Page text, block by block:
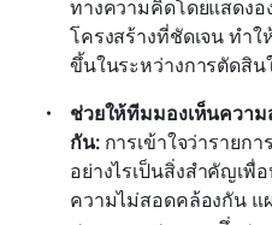
ทางความคิดโดยแสดง
โครงสร้างที่ชัดเจน ทำ
ขึ้นในระหว่างการตัดสิน
ช่วยให้ทีมมองเห็นควา
กัน: การเข้าใจว่ารายก
อย่างไรเป็นสิ่งสำคัญเพื่
ความไม่สอดคล้องกัน แ